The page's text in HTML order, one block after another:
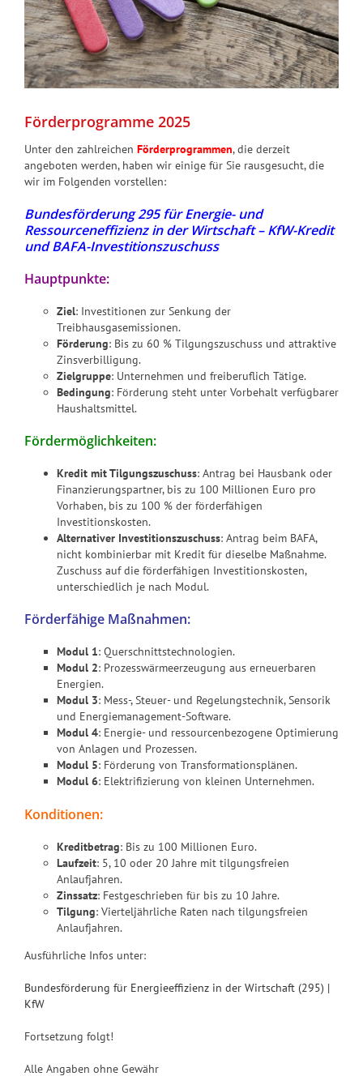
Förderprogramme 2025
Unter den zahlreichen Förderprogrammen, die derzeit
angeboten werden, haben wir einige für Sie rausgesucht, die
wir im Folgenden vorstellen:
Bundesförderung 295 für Energie- und
Ressourceneffizienz in der Wirtschaft – KfW-Kredit
und BAFA-Investitionszuschuss
Hauptpunkte:
Ziel: Investitionen zur Senkung der
Treibhausgasemissionen.
Förderung: Bis zu 60 % Tilgungszuschuss und attraktive
Zinsverbilligung.
Zielgruppe: Unternehmen und freiberuflich Tätige.
Bedingung: Förderung steht unter Vorbehalt verfügbarer
Haushaltsmittel.
Fördermöglichkeiten:
Kredit mit Tilgungszuschuss: Antrag bei Hausbank oder
Finanzierungspartner, bis zu 100 Millionen Euro pro
Vorhaben, bis zu 100 % der förderfähigen
Investitionskosten.
Alternativer Investitionszuschuss: Antrag beim BAFA,
nicht kombinierbar mit Kredit für dieselbe Maßnahme.
Zuschuss auf die förderfähigen Investitionskosten,
unterschiedlich je nach Modul.
Förderfähige Maßnahmen:
Modul 1: Querschnittstechnologien.
Modul 2: Prozesswärmeerzeugung aus erneuerbaren
Energien.
Modul 3: Mess-, Steuer- und Regelungstechnik, Sensorik
und Energiemanagement-Software.
Modul 4: Energie- und ressourcenbezogene Optimierung
von Anlagen und Prozessen.
Modul 5: Förderung von Transformationsplänen.
Modul 6: Elektrifizierung von kleinen Unternehmen.
Konditionen:
Kreditbetrag: Bis zu 100 Millionen Euro.
Laufzeit: 5, 10 oder 20 Jahre mit tilgungsfreien
Anlaufjahren.
Zinssatz: Festgeschrieben für bis zu 10 Jahre.
Tilgung: Vierteljährliche Raten nach tilgungsfreien
Anlaufjahren.
Ausführliche Infos unter:
Bundesförderung für Energieeffizienz in der Wirtschaft (295) |
KfW
Fortsetzung folgt!
Alle Angaben ohne Gewähr